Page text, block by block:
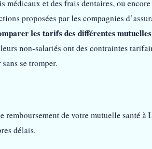
médicaux et des frais dentaires, ou
proposées par les compagnies
les tarifs des différentes
non-salariés ont des contraintes
se tromper.
de votre mutuelle santé à
délais.